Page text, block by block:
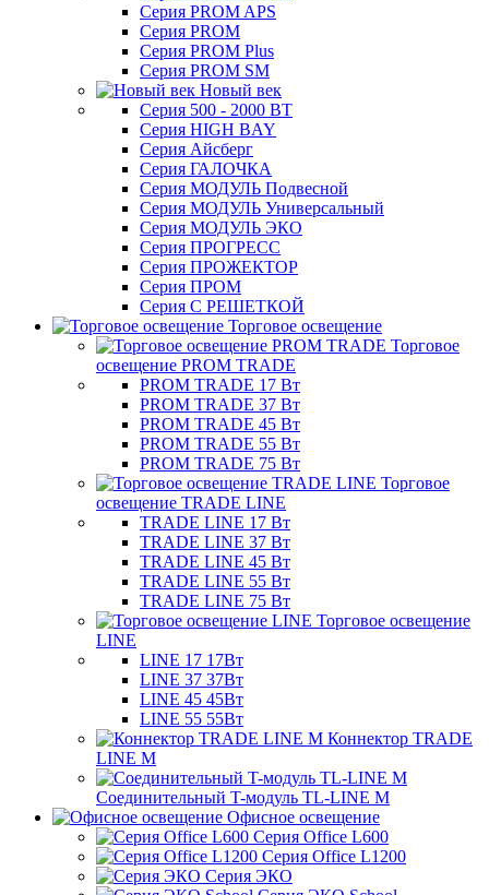
Серия PROM APS
Серия PROM
Серия PROM Plus
Серия PROM SM
Новый век
Серия 500 - 2000 ВТ
Серия HIGH BAY
Серия Айсберг
Серия ГАЛОЧКА
Серия МОДУЛЬ Подвесной
Серия МОДУЛЬ Универсальный
Серия МОДУЛЬ ЭКО
Серия ПРОГРЕСС
Серия ПРОЖЕКТОР
Серия ПРОМ
Серия С РЕШЕТКОЙ
Торговое освещение
Торговое
освещение PROM TRADE
PROM TRADE 17 Вт
PROM TRADE 37 Вт
PROM TRADE 45 Вт
PROM TRADE 55 Вт
PROM TRADE 75 Вт
Торговое
освещение TRADE LINE
TRADE LINE 17 Вт
TRADE LINE 37 Вт
TRADE LINE 45 Вт
TRADE LINE 55 Вт
TRADE LINE 75 Вт
Торговое освещение
LINE
LINE 17 17Вт
LINE 37 37Вт
LINE 45 45Вт
LINE 55 55Вт
Коннектор TRADE
LINE M
Соединительный T-модуль TL-LINE M
Офисное освещение
Серия Office L600
Серия Office L1200
Серия ЭКО